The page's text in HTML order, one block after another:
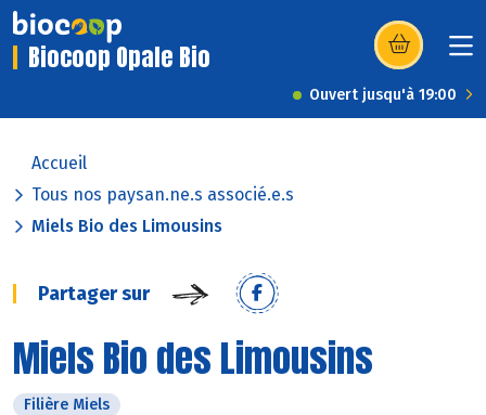
Biocoop Opale Bio (s’ouvre dans
Ouvert jusqu'à 19:00
Accueil
Tous nos paysan.ne.s associé.e.s
Miels Bio des Limousins
Partager sur
Miels Bio des Limousins
Filière Miels